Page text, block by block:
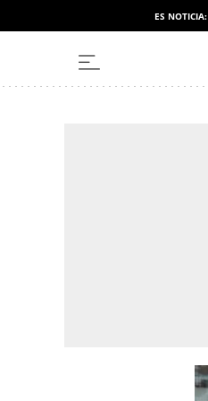
ES NOTICIA: